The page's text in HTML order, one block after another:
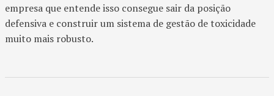
empresa que entende isso consegue sair da posição
defensiva e construir um sistema de gestão de toxicidade
muito mais robusto.